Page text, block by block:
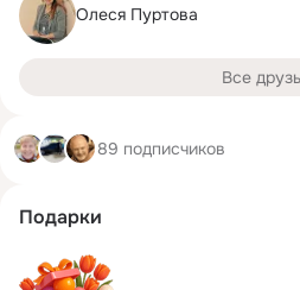
Олеся Пуртова
Все
89 подписчиков
Подарки